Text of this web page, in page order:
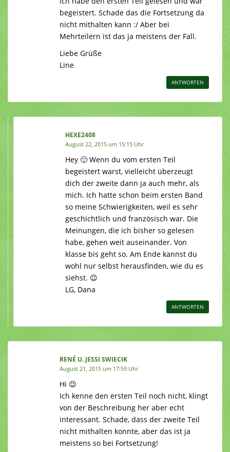
begeistert. Schade das die Fortsetzung da
nicht mithalten kann :/ Aber bei
Mehrteilern ist das ja meistens der Fall.
Liebe Grüße
Line
ANTWORTEN
HEXE2408
August 22, 2015 um 15:15 Uhr
Hey 🙂 Wenn du vom ersten Teil
begeistert warst, vielleicht überzeugt
dich der zweite dann ja auch mehr, als
mich. Ich hatte schon beim ersten Band
so meine Schwierigkeiten, weil es sehr
geschichtlich und französisch war. Die
Meinungen, die ich bisher so gelesen
habe, gehen weit auseinander. Von
klasse bis geht so. Am Ende kannst du
wohl nur selbst herausfinden, wie du es
siehst. 😉
LG, Dana
ANTWORTEN
RENÉ U. JESSI SWIECIK
August 21, 2015 um 17:59 Uhr
Hi 😉
Ich kenne den ersten Teil noch nicht, klingt
von der Beschreibung her aber echt
interessant. Schade, dass der zweite Teil
nicht mithalten konnte, aber das ist ja
meistens so bei Fortsetzung!